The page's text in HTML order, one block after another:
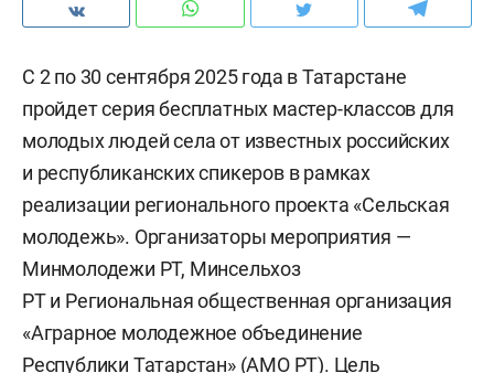
С 2 по 30 сентября 2025 года в Татарстане
пройдет серия бесплатных мастер-классов для
молодых людей села от известных российских
и республиканских спикеров в рамках
реализации регионального проекта «Сельская
молодежь». Организаторы мероприятия —
Минмолодежи РТ, Минсельхоз
РТ и Региональная общественная организация
«Аграрное молодежное объединение
Республики Татарстан» (АМО РТ). Цель